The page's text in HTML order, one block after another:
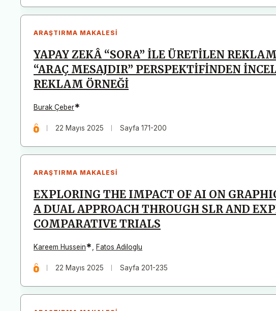
ARAŞTIRMA MAKALESI
YAPAY ZEKÂ “SORA” İLE ÜRETİLEN
“ARAÇ MESAJDIR” PERSPEKTİFİNDEN
REKLAM ÖRNEĞİ
Burak Çeber*
22 Mayıs 2025 Sayfa 171-200
ARAŞTIRMA MAKALESI
EXPLORING THE IMPACT OF AI ON
A DUAL APPROACH THROUGH SLR AND
COMPARATIVE TRIALS
Kareem Hussein* Fatos Adiloglu
22 Mayıs 2025 Sayfa 201-235